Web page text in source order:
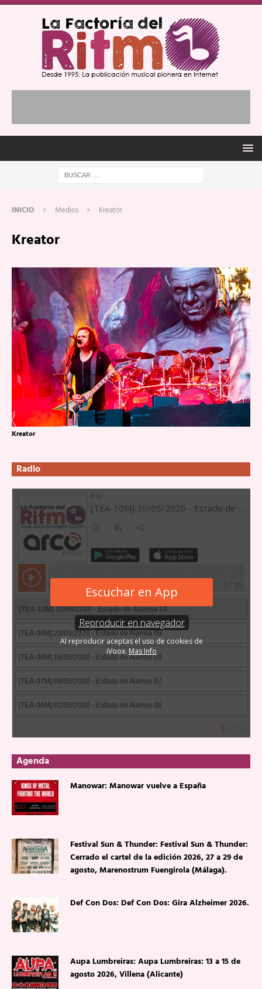
INICIO Medios Kreator
Kreator
Kreator
Radio
Agenda
Manowar: Manowar vuelve a España
Festival Sun & Thunder: Festival Sun & Thunder:
Cerrado el cartel de la edición 2026, 27 a 29 de
agosto, Marenostrum Fuengirola (Málaga).
Def Con Dos: Def Con Dos: Gira Alzheimer 2026.
Aupa Lumbreiras: Aupa Lumbreiras: 13 a 15 de
agosto 2026, Villena (Alicante)